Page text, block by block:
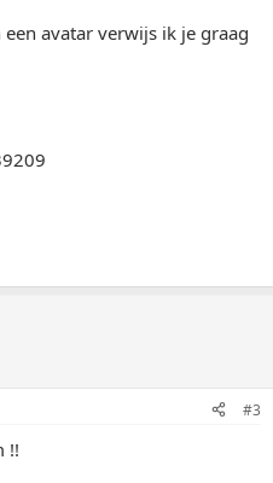
avatar verwijs ik je graag
#3
!!